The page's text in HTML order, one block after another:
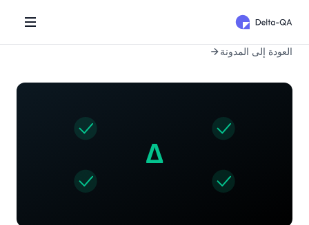
العودة إلى المدونة